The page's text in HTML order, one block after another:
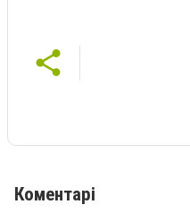
Коментарі